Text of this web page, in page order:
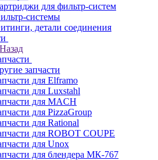
для фильтр-систем
системы
детали соединения
Назад
запчасти
для Elframo
для Luxstahl
для MACH
для PizzaGroup
для Rational
для ROBOT COUPE
для Unox
для блендера МК-767